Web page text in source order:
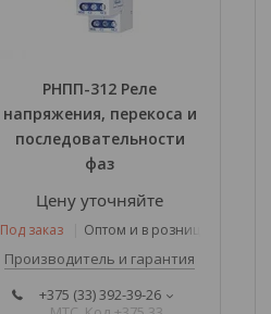
РНПП-312 Реле
напряжения, перекоса и
последовательности
фаз
Цену уточняйте
Под заказ Оптом и в розницу
Производитель и гарантия
+375 (33) 392-39-26